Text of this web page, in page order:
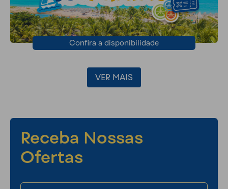
Confira a disponibilidade
VER MAIS
Receba Nossas
Ofertas